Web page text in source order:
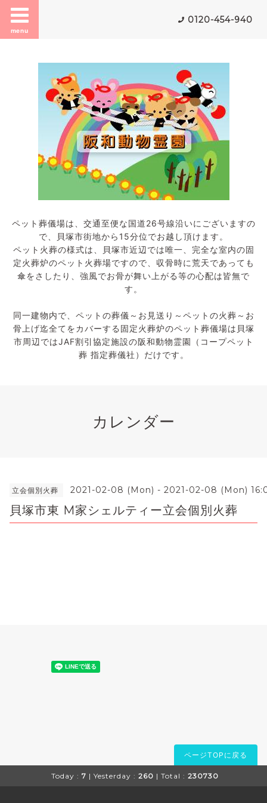
menu
0120-454-940
ペット葬儀場は、交通至便な国道26号線沿いにございますの
で、貝塚市街地から15分位でお越し頂けます。
ペット火葬の様式は、貝塚市近辺では唯一、完全な室内の固
定火葬炉のペット火葬場ですので、収骨時に荒天であっても
傘をさしたり、強風でお骨が舞い上がる等の心配は皆無で
す。
同一建物内で、ペットの葬儀～お見送り～ペットの火葬～お
骨上げ迄全てをカバーする固定火葬炉のペット葬儀場は貝塚
市周辺ではJAF割引協定施設の阪和動物霊園（コープペット
葬 指定葬儀社）だけです。
カレンダー
立会個別火葬 2021-02-08 (Mon) - 2021-02-08 (Mon)
貝塚市東 M家シェルティー立会個別火葬
ページTOPに戻る
Today : 7 | Yesterday : 260 | Total : 230730